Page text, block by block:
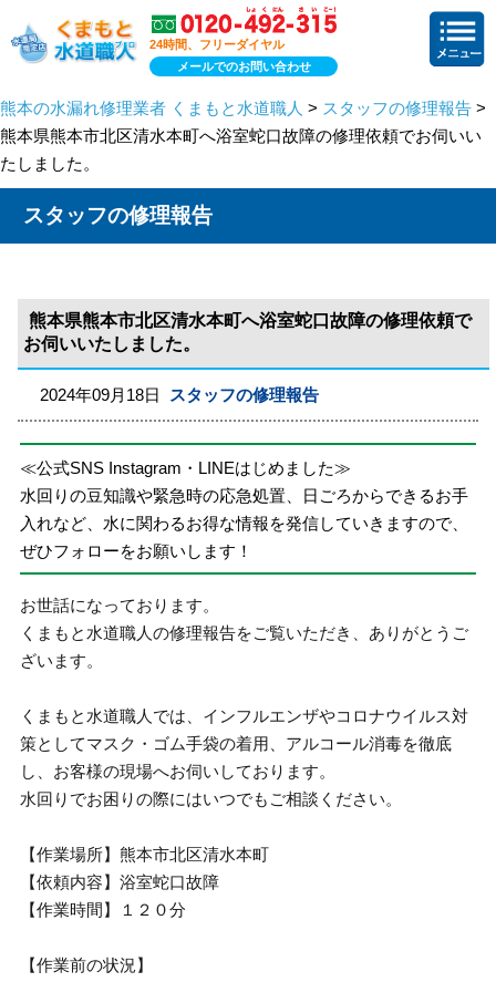
24時間、フリーダイヤル
メールでのお問い合わせ
熊本の水漏れ修理業者 くまもと水道職人 > スタッフの修理報告 >
熊本県熊本市北区清水本町へ浴室蛇口故障の修理依頼でお伺いい
たしました。
スタッフの修理報告
熊本県熊本市北区清水本町へ浴室蛇口故障の修理依頼で
お伺いいたしました。
2024年09月18日 スタッフの修理報告
≪公式SNS Instagram・LINEはじめました≫
水回りの豆知識や緊急時の応急処置、日ごろからできるお手
入れなど、水に関わるお得な情報を発信していきますので、
ぜひフォローをお願いします！
お世話になっております。
くまもと水道職人の修理報告をご覧いただき、ありがとうご
ざいます。
くまもと水道職人では、インフルエンザやコロナウイルス対
策としてマスク・ゴム手袋の着用、アルコール消毒を徹底
し、お客様の現場へお伺いしております。
水回りでお困りの際にはいつでもご相談ください。
【作業場所】熊本市北区清水本町
【依頼内容】浴室蛇口故障
【作業時間】１２０分
【作業前の状況】